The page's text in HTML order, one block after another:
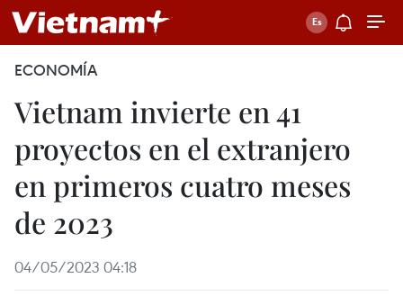
ECONOMÍA
Vietnam invierte en 41
proyectos en el extranjero
en primeros cuatro meses
de 2023
04/05/2023 04:18